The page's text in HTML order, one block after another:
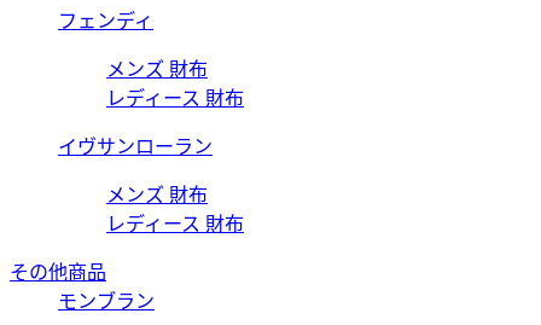
フェンディ
メンズ 財布
レディース 財布
イヴサンローラン
メンズ 財布
レディース 財布
その他商品
モンブラン